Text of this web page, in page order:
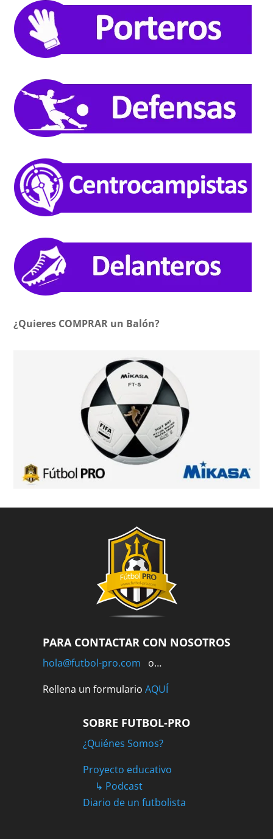
¿Quieres COMPRAR un Balón?
PARA CONTACTAR CON NOSOTROS
hola@futbol-pro.com o…
Rellena un formulario AQUÍ
SOBRE FUTBOL-PRO
¿Quiénes Somos?
Proyecto educativo
↳ Podcast
Diario de un futbolista